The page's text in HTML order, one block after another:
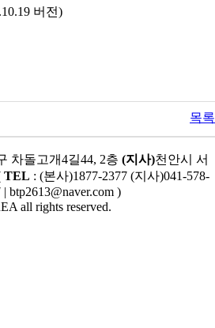
버전)
목록
차돌고개4길44, 2층 (지사)천안시 서
TEL : (본사)1877-2377 (지사)041-578-
| btp2613@naver.com )
all rights reserved.